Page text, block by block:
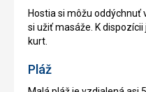
Hostia si môžu oddýchnuť
si užiť masáže. K
kurt.
Pláž